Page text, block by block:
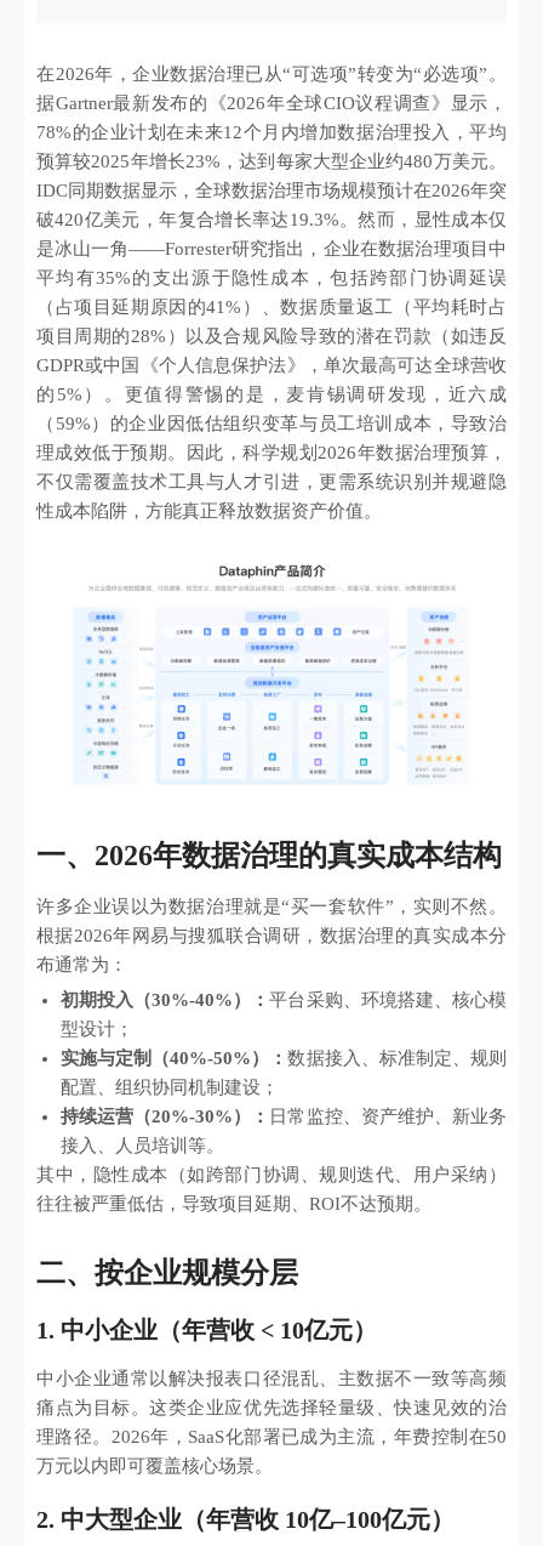
在2026年，企业数据治理已从“可选项”转变为“必选项”。
据Gartner最新发布的《2026年全球CIO议程调查》显示，
78%的企业计划在未来12个月内增加数据治理投入，平均
预算较2025年增长23%，达到每家大型企业约480万美元。
IDC同期数据显示，全球数据治理市场规模预计在2026年突
破420亿美元，年复合增长率达19.3%。然而，显性成本仅
是冰山一角——Forrester研究指出，企业在数据治理项目中
平均有35%的支出源于隐性成本，包括跨部门协调延误
（占项目延期原因的41%）、数据质量返工（平均耗时占
项目周期的28%）以及合规风险导致的潜在罚款（如违反
GDPR或中国《个人信息保护法》，单次最高可达全球营收
的5%）。更值得警惕的是，麦肯锡调研发现，近六成
（59%）的企业因低估组织变革与员工培训成本，导致治
理成效低于预期。因此，科学规划2026年数据治理预算，
不仅需覆盖技术工具与人才引进，更需系统识别并规避隐
性成本陷阱，方能真正释放数据资产价值。
一、2026年数据治理的真实成本结构
许多企业误以为数据治理就是“买一套软件”，实则不然。
根据2026年网易与搜狐联合调研，数据治理的真实成本分
布通常为：
初期投入（30%-40%）：平台采购、环境搭建、核心模
型设计；
实施与定制（40%-50%）：数据接入、标准制定、规则
配置、组织协同机制建设；
持续运营（20%-30%）： 日常监控、资产维护、新业务
接入、人员培训等。
其中，隐性成本（如跨部门协调、规则迭代、用户采纳）
往往被严重低估，导致项目延期、ROI不达预期。
二、按企业规模分层
1. 中小企业（年营收 < 10亿元）
中小企业通常以解决报表口径混乱、主数据不一致等高频
痛点为目标。这类企业应优先选择轻量级、快速见效的治
理路径。2026年，SaaS化部署已成为主流，年费控制在50
万元以内即可覆盖核心场景。
2. 中大型企业（年营收 10亿–100亿元）